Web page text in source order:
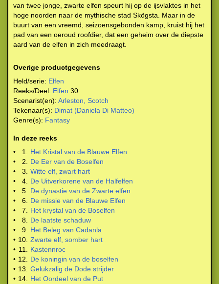
van twee jonge, zwarte elfen speurt hij op de ijsvlaktes in het
hoge noorden naar de mythische stad Skögsta. Maar in de
buurt van een vreemd, seizoensgebonden kamp, kruist hij het
pad van een oeroud roofdier, dat een geheim over de diepste
aard van de elfen in zich meedraagt.
Overige productgegevens
Held/serie: Elfen
Reeks/Deel: Elfen 30
Scenarist(en): Arleston, Scotch
Tekenaar(s): Dimat (Daniela Di Matteo)
Genre(s): Fantasy
In deze reeks
•
1.
Het Kristal van de Blauwe Elfen
•
2.
De Eer van de Boselfen
•
3.
Witte elf, zwart hart
•
4.
De Uitverkorene van de Halfelfen
•
5.
De dynastie van de Zwarte elfen
•
6.
De missie van de Blauwe Elfen
•
7.
Het krystal van de Boselfen
•
8.
De laatste schaduw
•
9.
Het Beleg van Cadanla
• 10. Zwarte elf, somber hart
• 11.
Kastennroc
• 12.
De koningin van de boselfen
• 13.
Gelukzalig de Dode strijder
• 14.
Het Oordeel van de Put